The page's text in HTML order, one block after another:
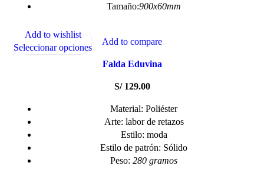
Tamaño:900x60mm
Add to compare
Falda Eduvina
S/129.00
Material: Poliéster
Arte: labor de retazos
Estilo: moda
Estilo de patrón: Sólido
Peso: 280 gramos
Add to wishlist
Seleccionar opciones